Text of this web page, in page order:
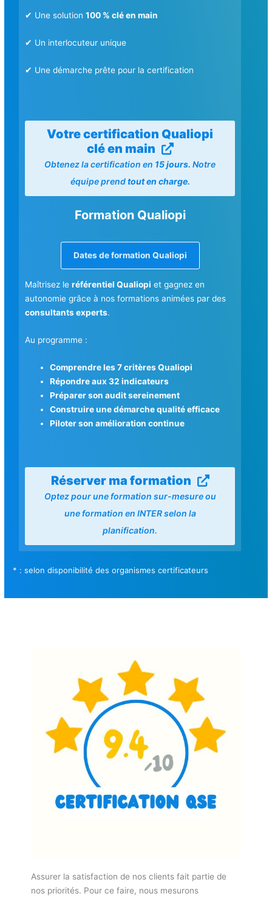
✔ Une solution100 % clé en main
✔ Un interlocuteur unique
✔ Une démarche prête pour la certification
Votre certification Qualiopi
clé en main
Obtenez la certification en 15 jours. Notre
équipe prendtout en charge.
Formation Qualiopi
Dates de formation Qualiopi
Maîtrisez leréférentiel Qualiopi et gagnez en
autonomie grâce à nos formations animées par des
consultants experts.
Au programme :
Comprendre les 7 critères Qualiopi
Répondre aux 32 indicateurs
Préparer son audit sereinement
Construire une démarche qualité efficace
Piloter son amélioration continue
Réserver ma formation
Optez pour une formation sur-mesure ou
une formation en INTER selon la
planification.
* : selon disponibilité des organismes certificateurs
Assurer la satisfaction de nos clients fait partie de
nos priorités. Pour ce faire, nous mesurons